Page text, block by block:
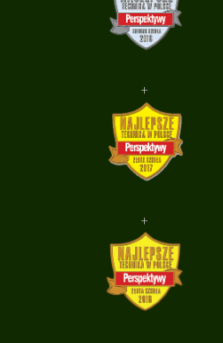
+
+